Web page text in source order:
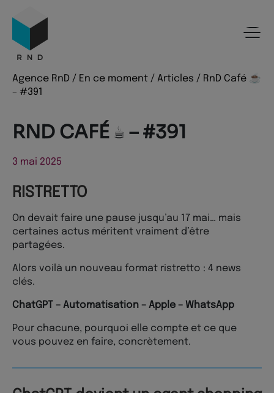
Recherche
Pied de page
Agence RnD / En ce moment / Articles / RnD Café ☕️
– #391
RND CAFÉ ☕️ – #391
3 mai 2025
RISTRETTO
On devait faire une pause jusqu’au 17 mai… mais
certaines actus méritent vraiment d’être
partagées.
Alors voilà un nouveau format ristretto : 4 news
clés.
ChatGPT – Automatisation – Apple – WhatsApp
Pour chacune, pourquoi elle compte et ce que
vous pouvez en faire, concrètement.